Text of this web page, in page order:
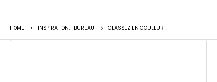
HOME INSPIRATION, BUREAU CLASSEZ EN COULEUR !